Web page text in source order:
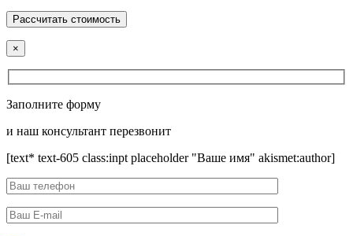
×
Заполните форму
и наш консультант перезвонит
[text* text-605 class:inpt placeholder "Ваше имя" akismet:author]